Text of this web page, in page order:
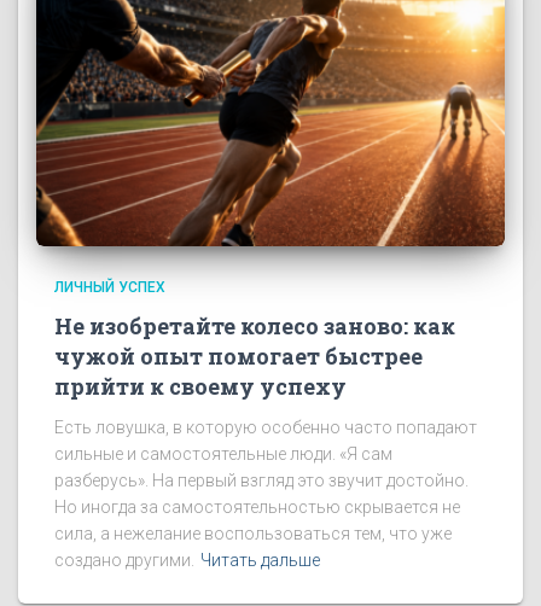
ЛИЧНЫЙ УСПЕХ
Не изобретайте колесо заново: как
чужой опыт помогает быстрее
прийти к своему успеху
Есть ловушка, в которую особенно часто попадают
сильные и самостоятельные люди. «Я сам
разберусь». На первый взгляд это звучит достойно.
Но иногда за самостоятельностью скрывается не
сила, а нежелание воспользоваться тем, что уже
создано другими.
Читать дальше